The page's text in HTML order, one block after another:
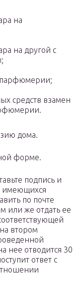
на
на другой с
средств взамен
дома.
форме.
подпись и
имеющихся
по почте
или же отдать ее
втором
нее отводится 30
ответ с